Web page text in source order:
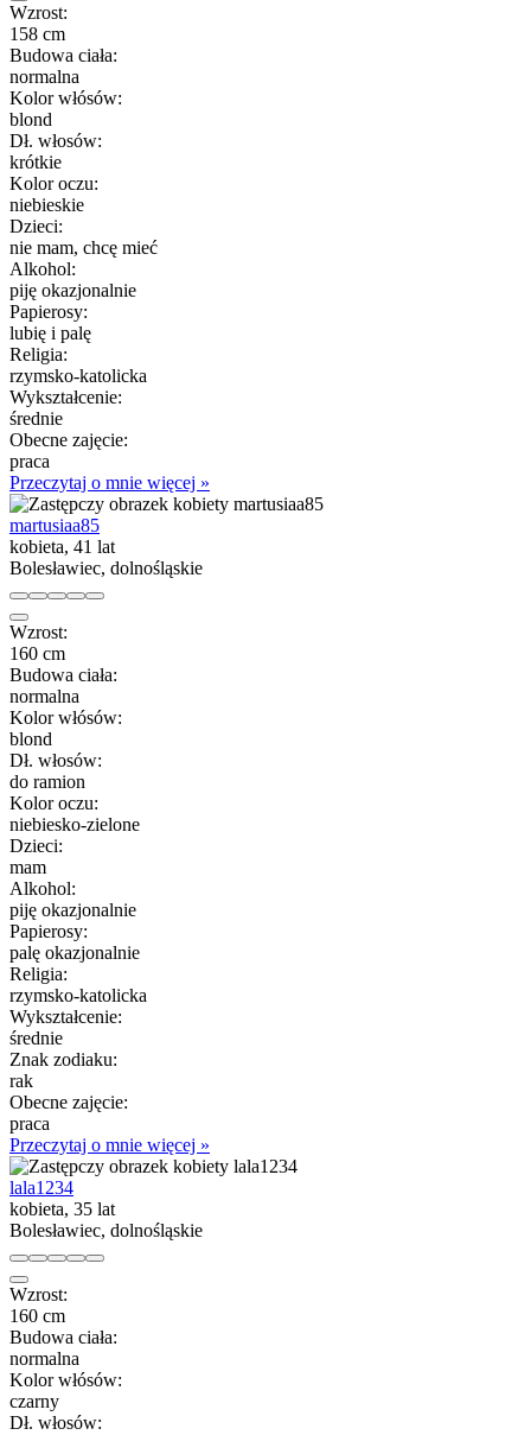
Wzrost:
158 cm
Budowa ciała:
normalna
Kolor włósów:
blond
Dł. włosów:
krótkie
Kolor oczu:
niebieskie
Dzieci:
nie mam, chcę mieć
Alkohol:
piję okazjonalnie
Papierosy:
lubię i palę
Religia:
rzymsko-katolicka
Wykształcenie:
średnie
Obecne zajęcie:
praca
Przeczytaj o mnie więcej »
martusiaa85
kobieta, 41 lat
Bolesławiec, dolnośląskie
Wzrost:
160 cm
Budowa ciała:
normalna
Kolor włósów:
blond
Dł. włosów:
do ramion
Kolor oczu:
niebiesko-zielone
Dzieci:
mam
Alkohol:
piję okazjonalnie
Papierosy:
palę okazjonalnie
Religia:
rzymsko-katolicka
Wykształcenie:
średnie
Znak zodiaku:
rak
Obecne zajęcie:
praca
Przeczytaj o mnie więcej »
lala1234
kobieta, 35 lat
Bolesławiec, dolnośląskie
Wzrost:
160 cm
Budowa ciała:
normalna
Kolor włósów:
czarny
Dł. włosów: